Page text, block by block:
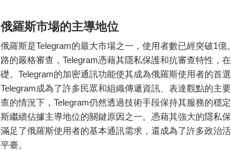
俄羅斯市場的主導地位
俄羅斯是Telegram的最大市場之一，使用者數已經突破1
路的嚴格審查，Telegram憑藉其隱私保護和抗審查特性，
礎。Telegram的加密通訊功能使其成為俄羅斯使用者的首
Telegram成為了許多民眾和組織傳遞資訊、表達觀點的主
查的情況下，Telegram仍然透過技術手段保持其服務的穩
斯繼續佔據主導地位的關鍵原因之一。憑藉其強大的隱私
滿足了俄羅斯使用者的基本通訊需求，還成為了許多政治
平臺。